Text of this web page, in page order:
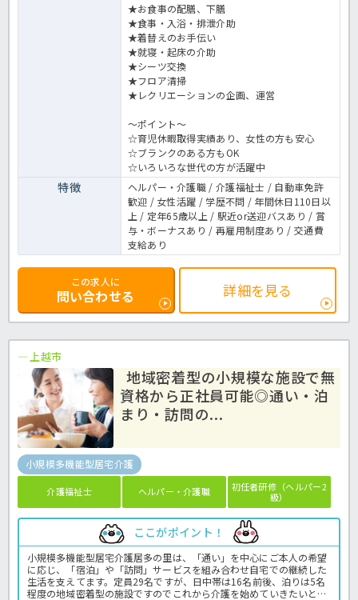
★お食事の配膳、下膳
★食事・入浴・排泄介助
★着替えのお手伝い
★就寝・起床の介助
★シーツ交換
★フロア清掃
★レクリエーションの企画、運営
～ポイント～
☆育児休暇取得実績あり、女性の方も安心
☆ブランクのある方もOK
☆いろいろな世代の方が活躍中
特徴
ヘルパー・介護職 / 介護福祉士 / 自動車免許
歓迎 / 女性活躍 / 学歴不問 / 年間休日110日以
上 / 定年65歳以上 / 駅近or送迎バスあり / 賞
与・ボーナスあり / 再雇用制度あり / 交通費
支給あり
この求人に
問い合わせる 詳細を見る
上越市
地域密着型の小規模な施設で無
資格から正社員可能◎通い・泊
まり・訪問の...
小規模多機能型居宅介護
介護福祉士 ヘルパー・介護職
初任者研修（ヘルパー2
級）
ここがポイント！
小規模多機能型居宅介護居多の里は、「通い」を中心にご本人の希望
に応じ、「宿泊」や「訪問」サービスを組み合わせ自宅での継続した
生活を支えてます。定員29名ですが、日中帯は16名前後、泊りは5名
程度の地域密着型の施設ですのでこれから介護を始めていきたいとい